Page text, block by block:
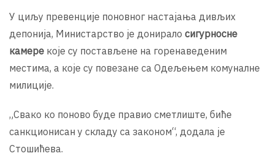
У циљу превенције поновног настајања дивљих
депонија, Министарствo je донирало сигурносне
камере које су постављене на горенаведеним
местима, а које су повезане са Одељењем комуналне
милиције.
„Свако ко поново буде правио сметлиште, биће
санкционисан у складу са законом“, додала је
Стошићева.